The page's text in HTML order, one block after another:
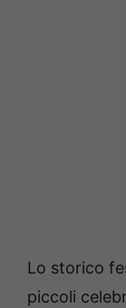
Lo storico
piccoli